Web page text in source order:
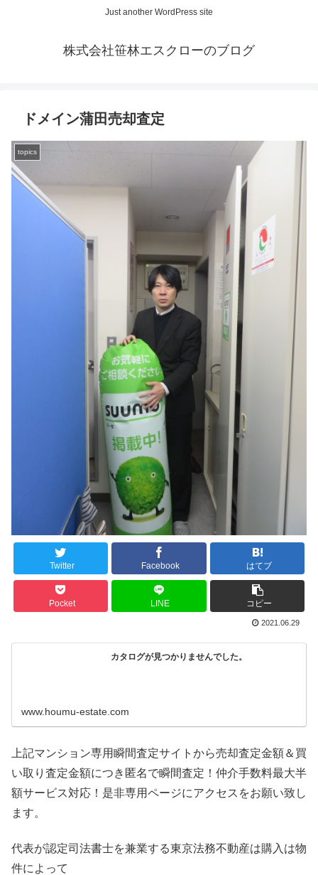
Just another WordPress site
株式会社笹林エスクローのブログ
ドメイン蒲田売却査定
topics
Twitter Facebook はてブ
Pocket LINE コピー
2021.06.29
カタログが見つかりませんでした。
www.houmu-estate.com
上記マンション専用瞬間査定サイトから売却査定金額＆買
い取り査定金額につき匿名で瞬間査定！仲介手数料最大半
額サービス対応！是非専用ページにアクセスをお願い致し
ます。
代表が認定司法書士を兼業する東京法務不動産は購入は物
件によって